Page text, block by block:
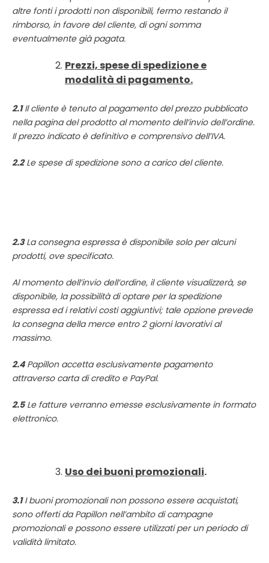
altre fonti i prodotti non disponibili, fermo restando il
rimborso, in favore del cliente, di ogni somma
eventualmente già pagata.
Prezzi, spese di spedizione e
modalità di pagamento.
2.1Il cliente è tenuto al pagamento del prezzo pubblicato
nella pagina del prodotto al momento dell’invio dell’ordine.
Il prezzo indicato è definitivo e comprensivo dell’IVA.
2.2Le spese di spedizione sono a carico del cliente.
2.3La consegna espressa è disponibile solo per alcuni
prodotti, ove specificato.
Al momento dell’invio dell’ordine, il cliente visualizzerà, se
disponibile, la possibilità di optare per la spedizione
espressa ed i relativi costi aggiuntivi; tale opzione prevede
la consegna della merce entro 2 giorni lavorativi al
massimo.
2.4Papillon accetta esclusivamente pagamento
attraverso carta di credito e PayPal.
2.5Le fatture verranno emesse esclusivamente in formato
elettronico.
Uso dei buoni promozionali.
3.1I buoni promozionali non possono essere acquistati,
sono offerti da Papillon nell’ambito di campagne
promozionali e possono essere utilizzati per un periodo di
validità limitato.